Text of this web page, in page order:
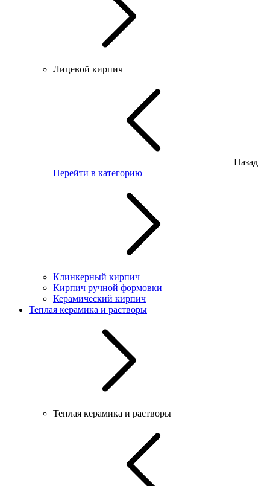
Лицевой кирпич
Назад
Перейти в категорию
Клинкерный кирпич
Кирпич ручной формовки
Керамический кирпич
Теплая керамика и растворы
Теплая керамика и растворы